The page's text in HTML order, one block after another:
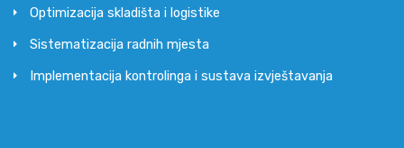
Optimizacija skladišta i logistike
Sistematizacija radnih mjesta
Implementacija kontrolinga i sustava izvještavanja